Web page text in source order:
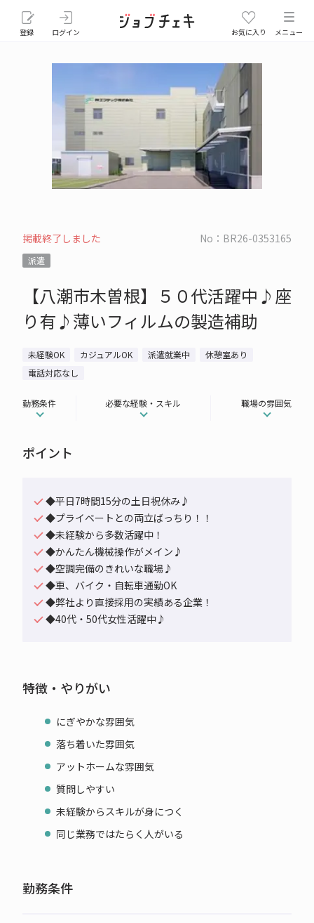
登録 ログイン お気に入り メニュー
掲載終了しました No：BR26-0353165
派遣
【八潮市木曽根】５０代活躍中♪座
り有♪薄いフィルムの製造補助
未経験OK カジュアルOK 派遣就業中
休憩室あり
電話対応なし
勤務条件 必要な経験・スキル 職場の雰囲気
ポイント
◆平日7時間15分の土日祝休み♪
◆プライベートとの両立ばっちり！！
◆未経験から多数活躍中！
◆かんたん機械操作がメイン♪
◆空調完備のきれいな職場♪
◆車、バイク・自転車通勤OK
◆弊社より直接採用の実績ある企業！
◆40代・50代女性活躍中♪
特徴・やりがい
にぎやかな雰囲気
落ち着いた雰囲気
アットホームな雰囲気
質問しやすい
未経験からスキルが身につく
同じ業務ではたらく人がいる
勤務条件